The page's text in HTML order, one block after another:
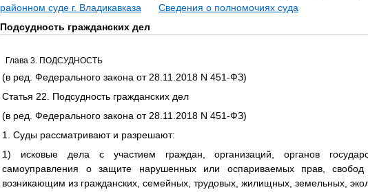
районном суде г. Владикавказа
Сведения о полномочиях суда
Подсудность гражданских дел
Глава 3. ПОДСУДНОСТЬ
(в ред. Федерального закона от 28.11.2018 N 451-ФЗ)
Статья 22. Подсудность гражданских дел
(в ред. Федерального закона от 28.11.2018 N 451-ФЗ)
1. Суды рассматривают и разрешают:
1) исковые дела с участием граждан, организаций, органов
самоуправления о защите нарушенных или оспариваемых прав,
возникающим из гражданских, семейных, трудовых, жилищных, земельных,